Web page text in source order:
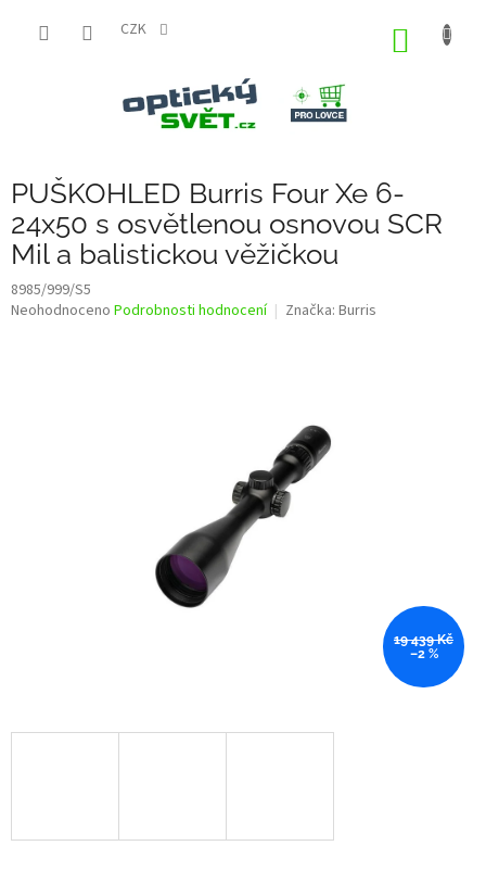
CZK
PUŠKOHLED Burris Four Xe 6-
24x50 s osvětlenou osnovou SCR
Mil a balistickou věžičkou
8985/999/S5
Průměrné
Neohodnoceno Podrobnosti hodnocení Značka: Burris
19 439 Kč
–2 %